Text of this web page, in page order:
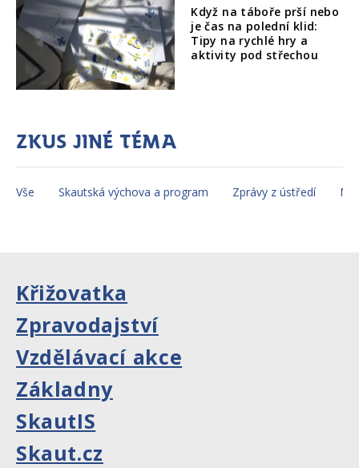
Když na táboře prší nebo
je čas na polední klid:
Tipy na rychlé hry a
aktivity pod střechou
Zkus jiné téma
Vše Skautská výchova a program Zprávy z ústředí
Křižovatka
Zpravodajství
Vzdělávací akce
Základny
SkautIS
Skaut.cz